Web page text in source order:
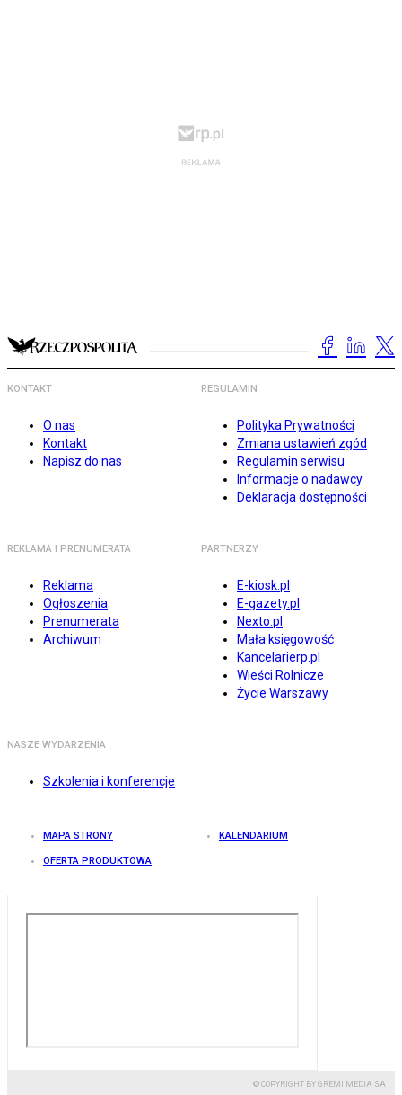
KONTAKT
O nas
Kontakt
Napisz do nas
REGULAMIN
Polityka Prywatności
Zmiana ustawień zgód
Regulamin serwisu
Informacje o nadawcy
Deklaracja dostępności
REKLAMA I PRENUMERATA
Reklama
Ogłoszenia
Prenumerata
Archiwum
PARTNERZY
E-kiosk.pl
E-gazety.pl
Nexto.pl
Mała księgowość
Kancelarierp.pl
Wieści Rolnicze
Życie Warszawy
NASZE WYDARZENIA
Szkolenia i konferencje
MAPA STRONY KALENDARIUM
OFERTA PRODUKTOWA
© COPYRIGHT BY GREMI MEDIA SA